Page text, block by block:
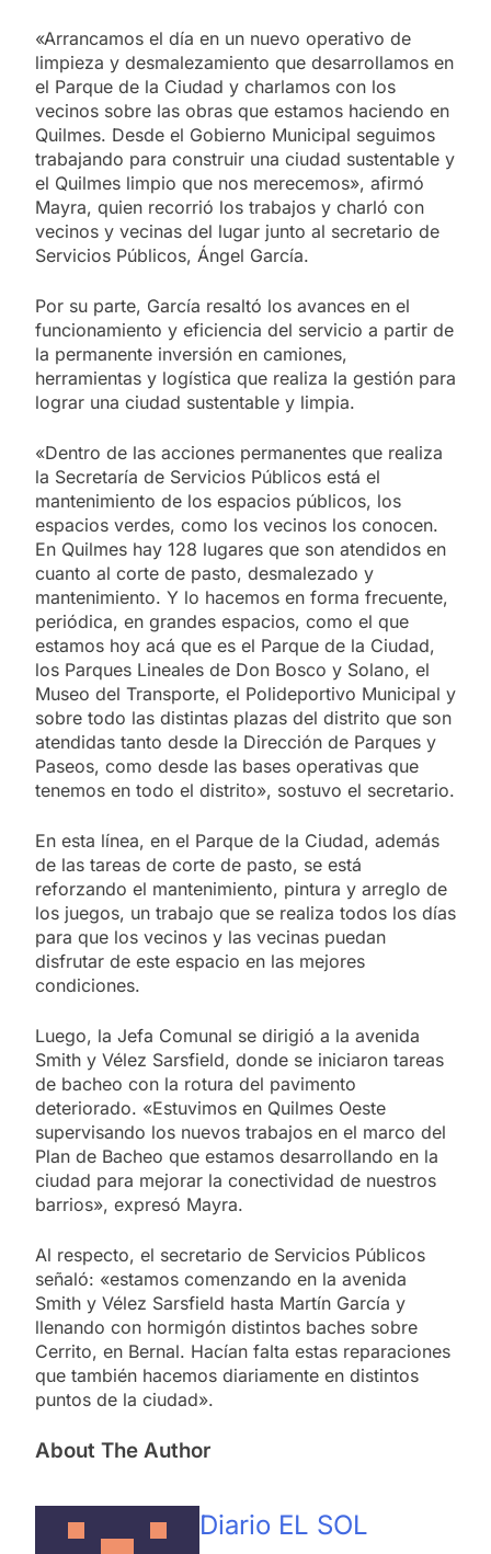
«Arrancamos el día en un nuevo operativo de
limpieza y desmalezamiento que desarrollamos en
el Parque de la Ciudad y charlamos con los
vecinos sobre las obras que estamos haciendo en
Quilmes. Desde el Gobierno Municipal seguimos
trabajando para construir una ciudad sustentable y
el Quilmes limpio que nos merecemos», afirmó
Mayra, quien recorrió los trabajos y charló con
vecinos y vecinas del lugar junto al secretario de
Servicios Públicos, Ángel García.
Por su parte, García resaltó los avances en el
funcionamiento y eficiencia del servicio a partir de
la permanente inversión en camiones,
herramientas y logística que realiza la gestión para
lograr una ciudad sustentable y limpia.
«Dentro de las acciones permanentes que realiza
la Secretaría de Servicios Públicos está el
mantenimiento de los espacios públicos, los
espacios verdes, como los vecinos los conocen.
En Quilmes hay 128 lugares que son atendidos en
cuanto al corte de pasto, desmalezado y
mantenimiento. Y lo hacemos en forma frecuente,
periódica, en grandes espacios, como el que
estamos hoy acá que es el Parque de la Ciudad,
los Parques Lineales de Don Bosco y Solano, el
Museo del Transporte, el Polideportivo Municipal y
sobre todo las distintas plazas del distrito que son
atendidas tanto desde la Dirección de Parques y
Paseos, como desde las bases operativas que
tenemos en todo el distrito», sostuvo el secretario.
En esta línea, en el Parque de la Ciudad, además
de las tareas de corte de pasto, se está
reforzando el mantenimiento, pintura y arreglo de
los juegos, un trabajo que se realiza todos los días
para que los vecinos y las vecinas puedan
disfrutar de este espacio en las mejores
condiciones.
Luego, la Jefa Comunal se dirigió a la avenida
Smith y Vélez Sarsfield, donde se iniciaron tareas
de bacheo con la rotura del pavimento
deteriorado. «Estuvimos en Quilmes Oeste
supervisando los nuevos trabajos en el marco del
Plan de Bacheo que estamos desarrollando en la
ciudad para mejorar la conectividad de nuestros
barrios», expresó Mayra.
Al respecto, el secretario de Servicios Públicos
señaló: «estamos comenzando en la avenida
Smith y Vélez Sarsfield hasta Martín García y
llenando con hormigón distintos baches sobre
Cerrito, en Bernal. Hacían falta estas reparaciones
que también hacemos diariamente en distintos
puntos de la ciudad».
About The Author
Diario EL SOL